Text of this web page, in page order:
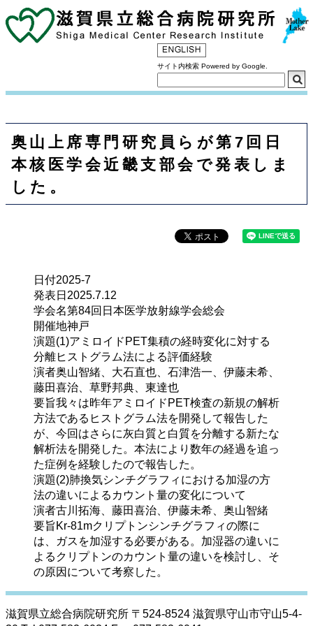
サイト内検索 Powered by Google.
奥山上席専門研究員らが第7回日
本核医学会近畿支部会で発表しま
した。
日付2025-7
発表日 2025.7.12
学会名第84回日本医学放射線学会総会
開催地神戸
演題(1)アミロイドPET集積の経時変化に対する
分離ヒストグラム法による評価経験
演者奥山智緒、大石直也、石津浩一、伊藤未希、
藤田喜治、草野邦典、東達也
要旨我々は昨年アミロイドPET検査の新規の解析
方法であるヒストグラム法を開発して報告した
が、今回はさらに灰白質と白質を分離する新たな
解析法を開発した。本法により数年の経過を追っ
た症例を経験したので報告した。
演題(2)肺換気シンチグラフィにおける加湿の方
法の違いによるカウント量の変化について
演者古川拓海、藤田喜治、伊藤未希、奥山智緒
要旨 Kr-81mクリプトンシンチグラフィの際に
は、ガスを加湿する必要がある。加湿器の違いに
よるクリプトンのカウント量の違いを検討し、そ
の原因について考察した。
滋賀県立総合病院研究所 〒524-8524 滋賀県守山市守山5-4-